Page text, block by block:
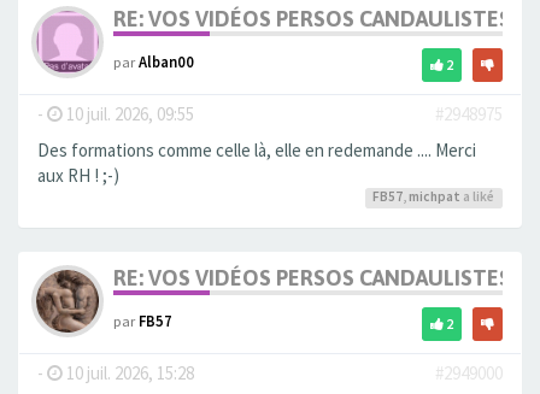
RE: VOS VIDÉOS PERSOS CANDAULISTES
parAlban00 2
- 10 juil. 2026, 09:55
#2948975
Des formations comme celle là, elle en redemande .... Merci
aux RH ! ;-)
FB57, michpat a liké
RE: VOS VIDÉOS PERSOS CANDAULISTES
parFB57 2
- 10 juil. 2026, 15:28
#2949000